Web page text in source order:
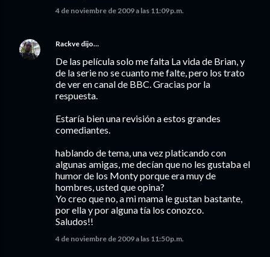
4 de noviembre de 2009 a las 11:09 p.m.
Rackve dijo…
De las película solo me falta La vida de Brian, y
de la serie no se cuanto me falte, pero los trato
de ver en canal de BBC. Gracias por la
respuesta.
Estaría bien una revisión a estos grandes
comediantes.
hablando de tema, una vez platicando con
algunas amigas, me decían que no les gustaba el
humor de los Monty porque era muy de
hombres, usted que opina?
Yo creo que no, a mi mama le gustan bastante,
por ella y por alguna tía los conozco.
Saludos!!
4 de noviembre de 2009 a las 11:50 p.m.